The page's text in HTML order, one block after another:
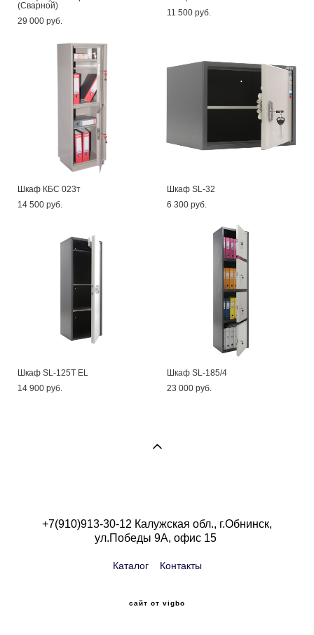
(Сварной)
29 000 pуб.
11 500 pуб.
Шкаф КБС 023т
14 500 pуб.
Шкаф SL-32
6 300 pуб.
Шкаф SL-125T EL
14 900 pуб.
Шкаф SL-185/4
23 000 pуб.
+7(910)913-30-12 Калужская обл., г.Обнинск,
ул.Победы 9А, офис 15
Каталог Контакты
сайт от vigbo